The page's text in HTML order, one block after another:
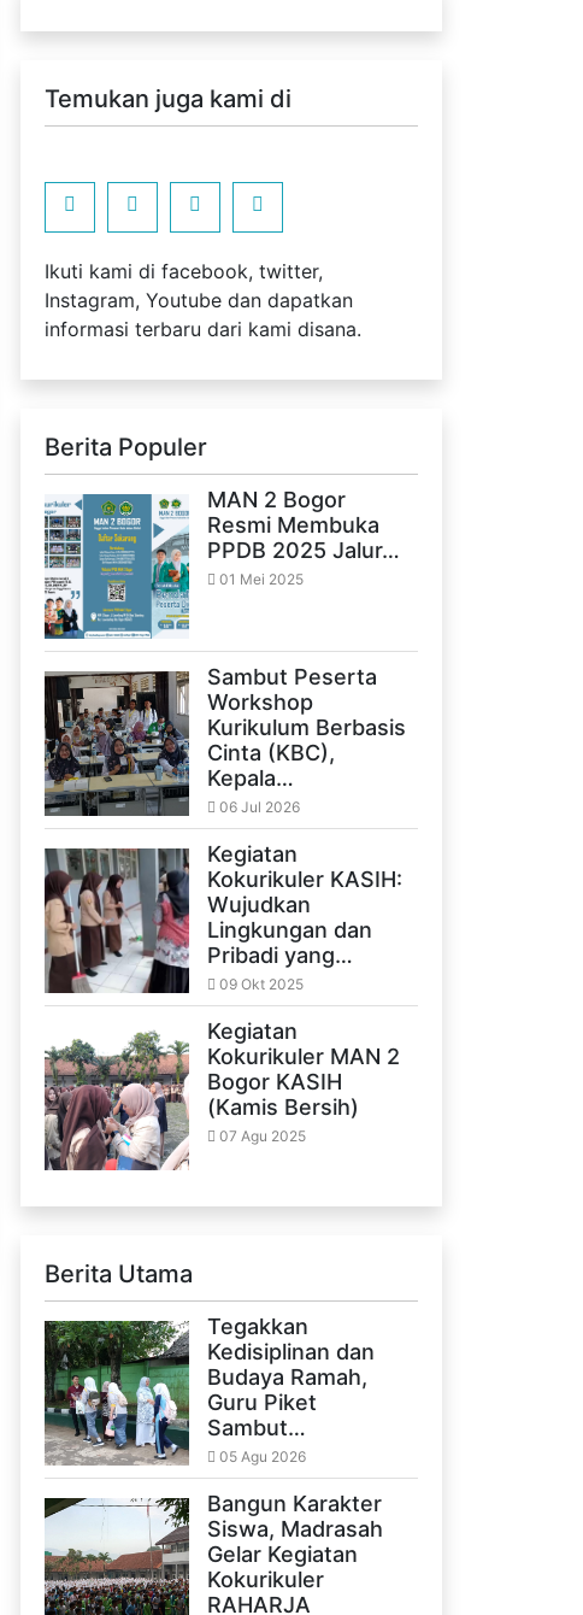
Temukan juga kami di
Ikuti kami di facebook, twitter,
Instagram, Youtube dan dapatkan
informasi terbaru dari kami disana.
Berita Populer
MAN 2 Bogor
Resmi Membuka
PPDB 2025 Jalur…
01 Mei 2025
Sambut Peserta
Workshop
Kurikulum Berbasis
Cinta (KBC),
Kepala…
06 Jul 2026
Kegiatan
Kokurikuler KASIH:
Wujudkan
Lingkungan dan
Pribadi yang…
09 Okt 2025
Kegiatan
Kokurikuler MAN 2
Bogor KASIH
(Kamis Bersih)
07 Agu 2025
Berita Utama
Tegakkan
Kedisiplinan dan
Budaya Ramah,
Guru Piket
Sambut…
05 Agu 2026
Bangun Karakter
Siswa, Madrasah
Gelar Kegiatan
Kokurikuler
RAHARJA